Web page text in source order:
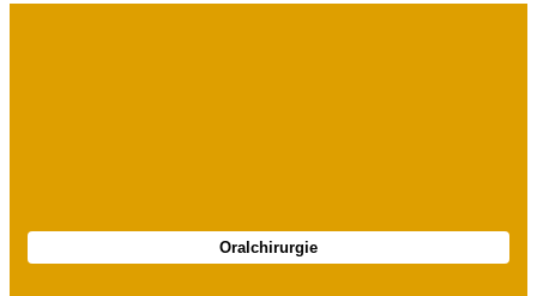
Oralchirurgie